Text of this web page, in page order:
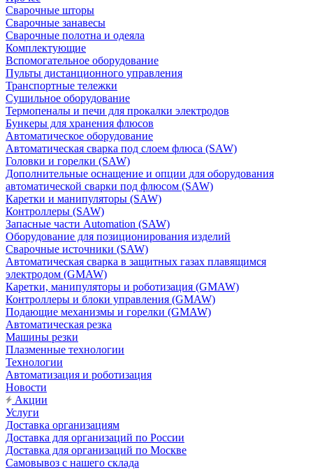
Сварочные шторы
Сварочные занавесы
Сварочные полотна и одеяла
Комплектующие
Вспомогательное оборудование
Пульты дистанционного управления
Транспортные тележки
Сушильное оборудование
Термопеналы и печи для прокалки электродов
Бункеры для хранения флюсов
Автоматическое оборудование
Автоматическая сварка под слоем флюса (SAW)
Головки и горелки (SAW)
Дополнительные оснащение и опции для оборудования
автоматической сварки под флюсом (SAW)
Каретки и манипуляторы (SAW)
Контроллеры (SAW)
Запасные части Automation (SAW)
Оборудование для позиционирования изделий
Сварочные источники (SAW)
Автоматическая сварка в защитных газах плавящимся
электродом (GMAW)
Каретки, манипуляторы и роботизация (GMAW)
Контроллеры и блоки управления (GMAW)
Подающие механизмы и горелки (GMAW)
Автоматическая резка
Машины резки
Плазменные технологии
Технологии
Автоматизация и роботизация
Новости
Акции
Услуги
Доставка организациям
Доставка для организаций по России
Доставка для организаций по Москве
Самовывоз с нашего склада